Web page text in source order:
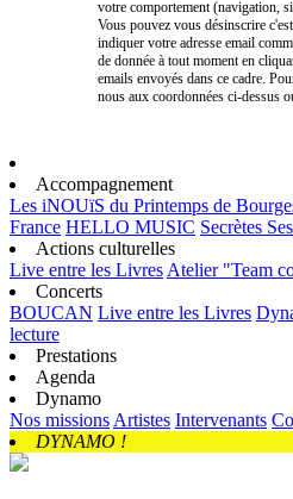
votre comportement (navigation,
Vous pouvez vous désinscrire
indiquer votre adresse email
de donnée à tout moment en
emails envoyés dans ce cadre.
nous aux coordonnées ci-dessus
Accompagnement
Les iNOUïS du Printemps de
France HELLO MUSIC Secrètes
Actions culturelles
Live entre les Livres Atelier "Team
Concerts
BOUCAN Live entre les Livres
lecture
Prestations
Agenda
Dynamo
Nos missions Artistes Intervenants
DYNAMO !